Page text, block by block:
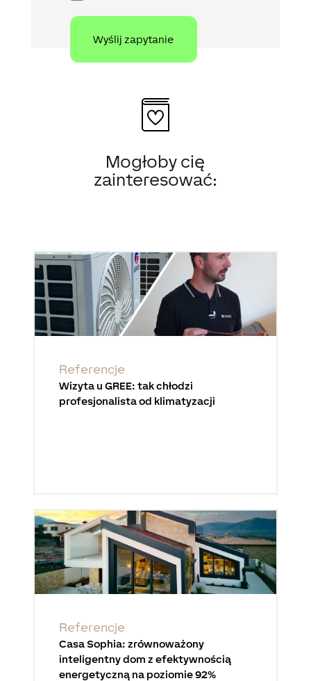
Mogłoby cię
zainteresować:
Referencje
Wizyta u GREE: tak chłodzi
profesjonalista od klimatyzacji
Referencje
Casa Sophia: zrównoważony
inteligentny dom z efektywnością
energetyczną na poziomie 92%